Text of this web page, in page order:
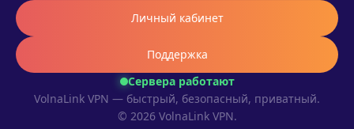
Сервера работают
VolnaLink VPN — быстрый, безопасный, приватный.
© 2026 VolnaLink VPN.
Личный кабинет
Поддержка